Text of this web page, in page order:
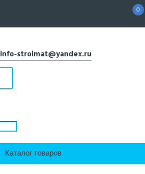
0
info-stroimat@yandex.ru
Каталог товаров